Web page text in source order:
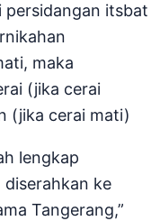
persidangan itsbat
maka
(jika cerai
(jika cerai mati)
lengkap
ke
Tangerang,”